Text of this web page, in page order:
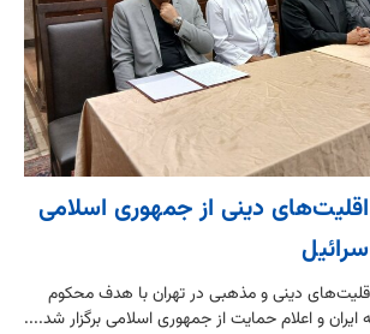
دینی از جمهوری اسلامی
دینی و مذهبی در تهران با هدف محکوم
ایران و اعلام حمایت از جمهوری اسلامی برگزار شد....